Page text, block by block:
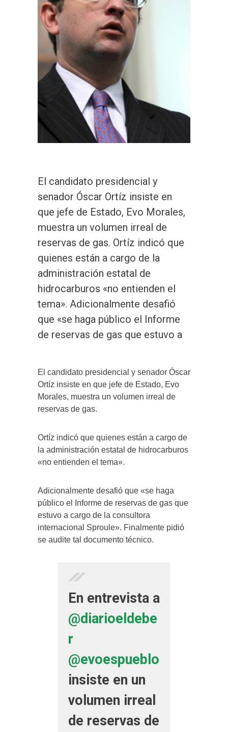
El candidato presidencial y
senador Óscar Ortíz insiste en
que jefe de Estado, Evo Morales,
muestra un volumen irreal de
reservas de gas. Ortíz indicó que
quienes están a cargo de la
administración estatal de
hidrocarburos «no entienden el
tema». Adicionalmente desafió
que «se haga público el Informe
de reservas de gas que estuvo a
El candidato presidencial y senador Óscar
Ortíz insiste en que jefe de Estado, Evo
Morales, muestra un volumen irreal de
reservas de gas.
Ortíz indicó que quienes están a cargo de
la administración estatal de hidrocarburos
«no entienden el tema».
Adicionalmente desafió que «se haga
público el Informe de reservas de gas que
estuvo a cargo de la consultora
internacional Sproule». Finalmente pidió
se audite tal documento técnico.
En entrevista a
@diarioeldebe
r
@evoespueblo
insiste en un
volumen irreal
de reservas de